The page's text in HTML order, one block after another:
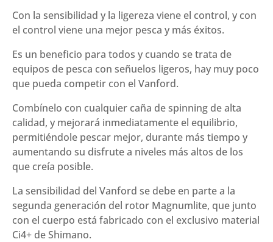
Con la sensibilidad y la ligereza viene el control, y con
el control viene una mejor pesca y más éxitos.
Es un beneficio para todos y cuando se trata de
equipos de pesca con señuelos ligeros, hay muy poco
que pueda competir con el Vanford.
Combínelo con cualquier caña de spinning de alta
calidad, y mejorará inmediatamente el equilibrio,
permitiéndole pescar mejor, durante más tiempo y
aumentando su disfrute a niveles más altos de los
que creía posible.
La sensibilidad del Vanford se debe en parte a la
segunda generación del rotor Magnumlite, que junto
con el cuerpo está fabricado con el exclusivo material
Ci4+ de Shimano.